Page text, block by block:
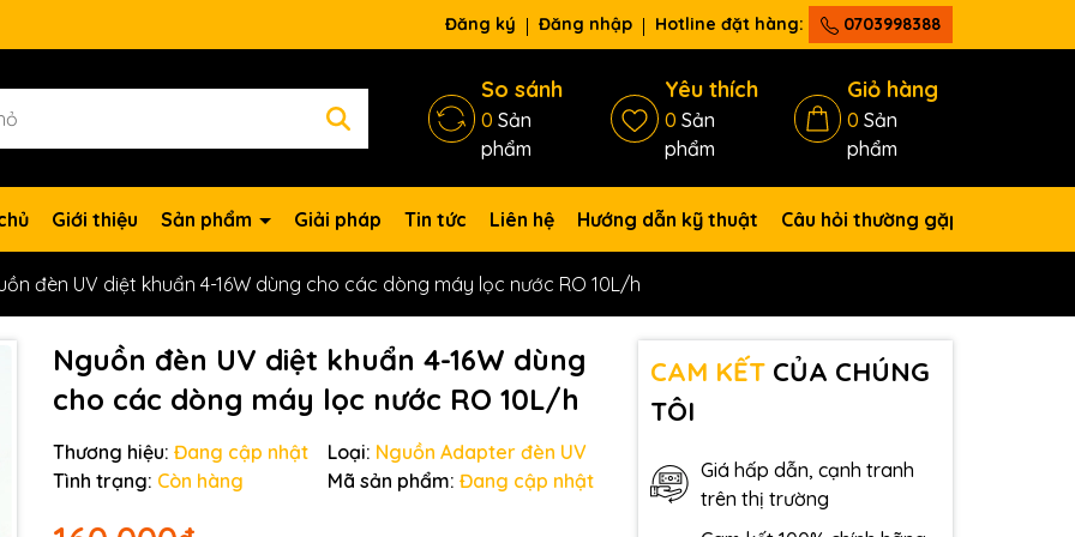
chờ đợi bạn Đăng ký Đăng nhập Hotline đặt hàng: 0703998388
So sánh
0 Sản
phẩm
Yêu thích
0 Sản
phẩm
Giỏ hàng
0 Sản
phẩm
Giới thiệu Sản phẩm Giải pháp Tin tức Liên hệ Hướng dẫn kỹ thuật Câu hỏi thường gặp
đèn UV diệt khuẩn 4-16W dùng cho các dòng máy lọc nước RO 10L/h
Nguồn đèn UV diệt khuẩn 4-16W dùng
cho các dòng máy lọc nước RO 10L/h
Thương hiệu: Đang cập nhật Loại: Nguồn Adapter đèn UV
Tình trạng: Còn hàng Mã sản phẩm: Đang cập nhật
CAM KẾTCỦA CHÚNG
TÔI
Giá hấp dẫn, cạnh tranh
trên thị trường
Mã giảm giá: